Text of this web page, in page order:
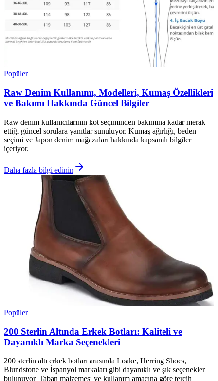
Popüler
Raw Denim Kullanımı, Modelleri, Kumaş Özellikleri
ve Bakımı Hakkında Güncel Bilgiler
Raw denim kullanıcılarının kot seçiminden bakımına kadar merak
ettiği güncel sorulara yanıtlar sunuluyor. Kumaş ağırlığı, beden
seçimi ve Japon denim mağazaları hakkında kapsamlı bilgiler
içeriyor.
Daha fazla bilgi edinin
Popüler
200 Sterlin Altında Erkek Botları: Kaliteli ve
Dayanıklı Marka Seçenekleri
200 sterlin altı erkek botları arasında Loake, Herring Shoes,
Blundstone ve İspanyol markaları gibi dayanıklı ve şık seçenekler
bulunuyor. Taban malzemesi ve kullanım amacına göre tercih